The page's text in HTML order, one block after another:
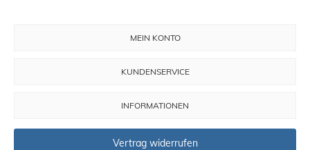
MEIN KONTO
KUNDENSERVICE
INFORMATIONEN
Vertrag widerrufen